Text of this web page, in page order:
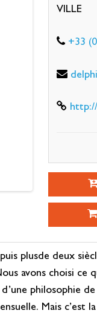
VILLE
+33
plusde deux
avons choisi ce
philosophie de
Mais c’est